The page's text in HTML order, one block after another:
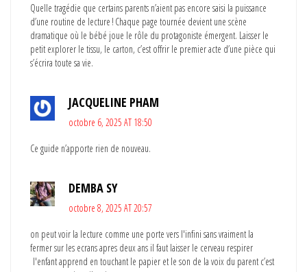
Quelle tragédie que certains parents n’aient pas encore saisi la puissance
d’une routine de lecture ! Chaque page tournée devient une scène
dramatique où le bébé joue le rôle du protagoniste émergent. Laisser le
petit explorer le tissu, le carton, c’est offrir le premier acte d’une pièce qui
s’écrira toute sa vie.
JACQUELINE PHAM
octobre 6, 2025 AT 18:50
Ce guide n’apporte rien de nouveau.
DEMBA SY
octobre 8, 2025 AT 20:57
on peut voir la lecture comme une porte vers l'infini sans vraiment la
fermer sur les ecrans apres deux ans il faut laisser le cerveau respirer
l'enfant apprend en touchant le papier et le son de la voix du parent c’est